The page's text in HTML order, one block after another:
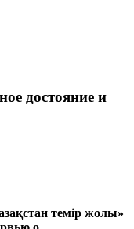
достояние и
темір жолы»